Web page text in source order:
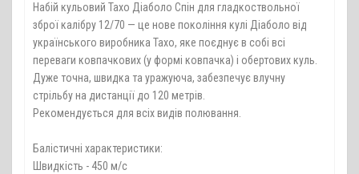
Набій кульовий Тахо Діаболо Спін для гладкоствольної
зброї калібру 12/70 — це нове покоління кулі Діаболо від
українського виробника Тахо, яке поєднує в собі всі
переваги ковпачкових (у формі ковпачка) і обертових куль.
Дуже точна, швидка та уражуюча, забезпечує влучну
стрільбу на дистанції до 120 метрів.
Рекомендується для всіх видів полювання.
Балістичні характеристики:
Швидкість - 450 м/с